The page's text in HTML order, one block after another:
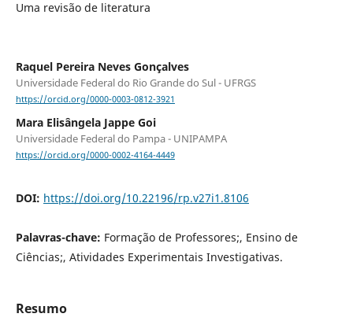
Uma revisão de literatura
Raquel Pereira Neves Gonçalves
Universidade Federal do Rio Grande do Sul - UFRGS
https://orcid.org/0000-0003-0812-3921
Mara Elisângela Jappe Goi
Universidade Federal do Pampa - UNIPAMPA
https://orcid.org/0000-0002-4164-4449
DOI: https://doi.org/10.22196/rp.v27i1.8106
Palavras-chave: Formação de Professores;, Ensino de
Ciências;, Atividades Experimentais Investigativas.
Resumo